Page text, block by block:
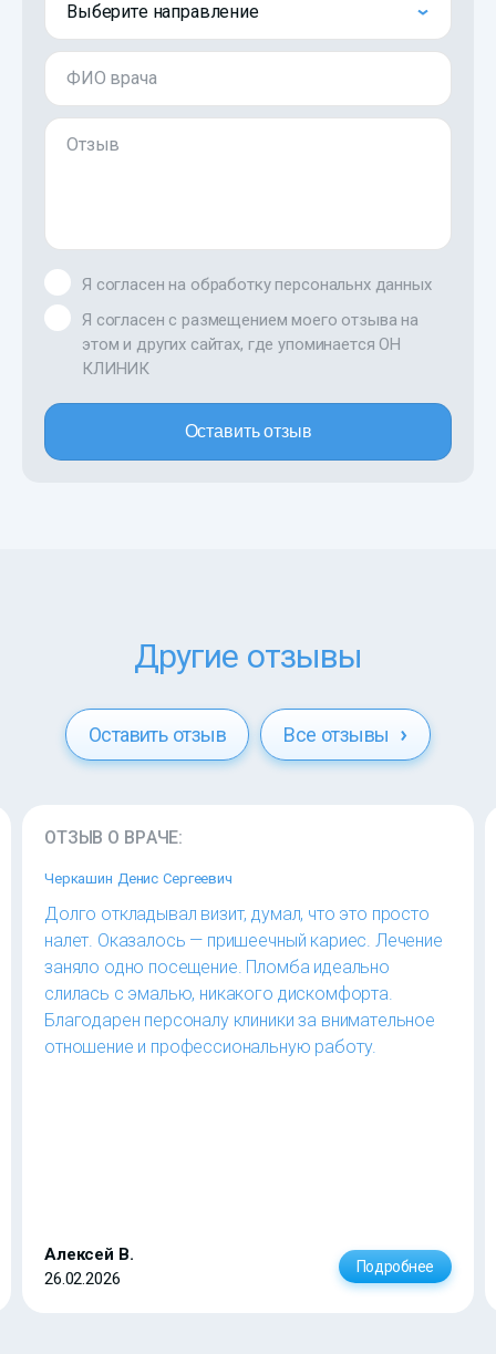
Выберите направление
ФИО врача
Отзыв
Я согласен на обработку персональнх данных
Я согласен с размещением моего отзыва на
этом и других сайтах, где упоминается ОН
КЛИНИК
Оставить отзыв
Другие отзывы
Оставить отзыв Все отзывы
ОТЗЫВ О ВРАЧЕ:
Черкашин Денис Сергеевич
Долго откладывал визит, думал, что это просто
налет. Оказалось — пришеечный кариес. Лечение
заняло одно посещение. Пломба идеально
слилась с эмалью, никакого дискомфорта.
Благодарен персоналу клиники за внимательное
отношение и профессиональную работу.
Алексей В.
26.02.2026
Подробнее